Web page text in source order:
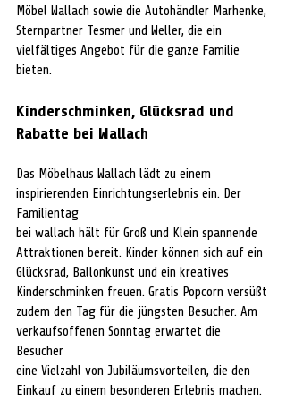
Möbel Wallach sowie die Autohändler Marhenke,
Sternpartner Tesmer und Weller, die ein
vielfältiges Angebot für die ganze Familie
bieten.
Kinderschminken, Glücksrad und
Rabatte bei Wallach
Das Möbelhaus Wallach lädt zu einem
inspirierenden Einrichtungserlebnis ein. Der
Familientag
bei wallach hält für Groß und Klein spannende
Attraktionen bereit. Kinder können sich auf ein
Glücksrad, Ballonkunst und ein kreatives
Kinderschminken freuen. Gratis Popcorn versüßt
zudem den Tag für die jüngsten Besucher. Am
verkaufsoffenen Sonntag erwartet die
Besucher
eine Vielzahl von Jubiläumsvorteilen, die den
Einkauf zu einem besonderen Erlebnis machen.